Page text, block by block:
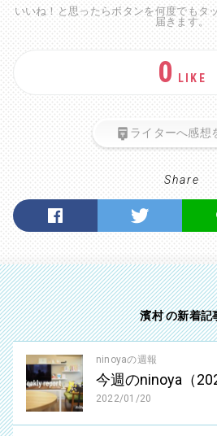
いいね！と思ったらボタンを何度でもタ
届きます。
0 LIKE
ライターへ感想
Share
濱村 の新着記
ninoyaの週報
今週のninoya（
2022/01/20